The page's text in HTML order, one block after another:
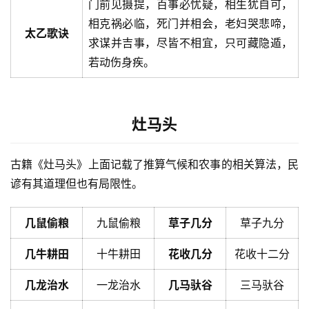
太乙歌诀
门前见摄提，百事必忧疑，相生犹自可，
相克祸必临，死门并相会，老妇哭悲啼，
求谋并吉事，尽皆不相宜，只可藏隐遁，
若动伤身疾。
灶马头
古籍《灶马头》上面记载了推算气候和农事的相关算法，民
谚有其道理但也有局限性。
几鼠偷粮 九鼠偷粮 草子几分 草子九分
几牛耕田 十牛耕田 花收几分 花收十二分
几龙治水 一龙治水 几马驮谷 三马驮谷